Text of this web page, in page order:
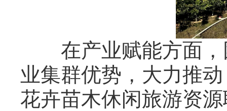
在产业赋能方面，
业集群优势，大力推
花卉苗木休闲旅游资